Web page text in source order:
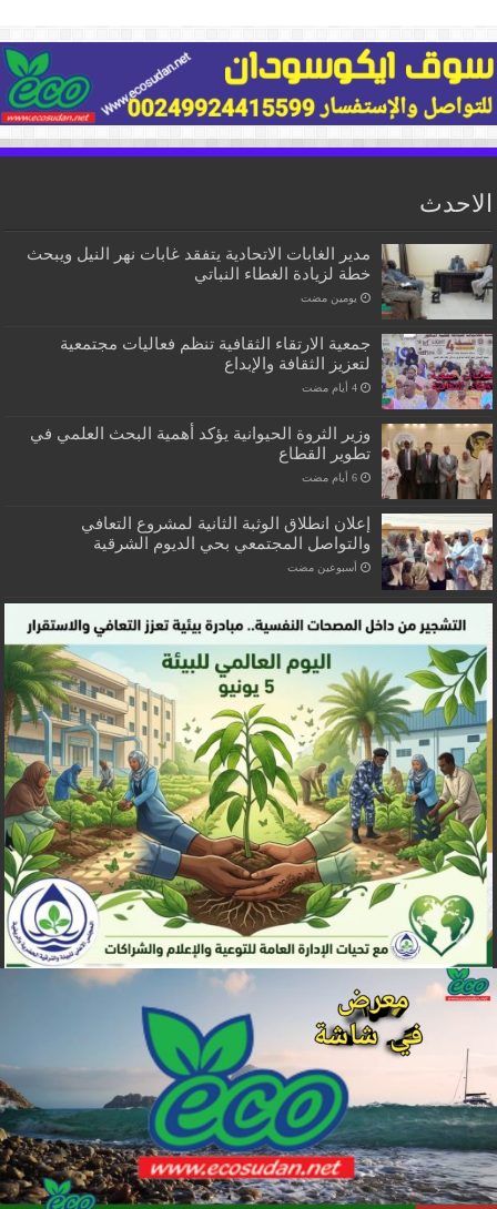
الاحدث
مدير الغابات الاتحادية يتفقد غابات نهر النيل ويبحث
خطة لزيادة الغطاء النباتي
‏يومين مضت
جمعية الارتقاء الثقافية تنظم فعاليات مجتمعية
لتعزيز الثقافة والإبداع
وزير الثروة الحيوانية يؤكد أهمية البحث العلمي في
تطوير القطاع
إعلان انطلاق الوثبة الثانية لمشروع التعافي
والتواصل المجتمعي بحي الديوم الشرقية
‏أسبوعين مضت